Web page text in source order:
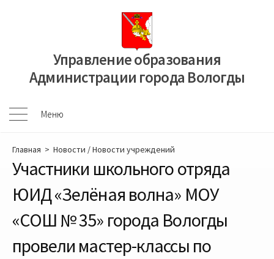
Управление образования
Администрации города Вологды
Меню
Меню
Главная > Новости /Новости учреждений
Участники школьного отряда
ЮИД «Зелёная волна» МОУ
«СОШ № 35» города Вологды
провели мастер-классы по